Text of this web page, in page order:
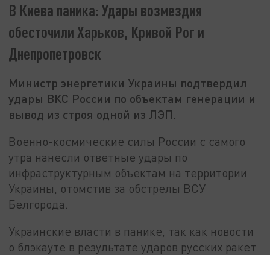
В Киева паника: Удары возмездия
обесточили Харьков, Кривой Рог и
Днепропетровск
Министр энергетики Украины подтвердил
удары ВКС России по объектам генерации и
вывод из строя одной из ЛЭП.
Военно-космические силы России с самого
утра нанесли ответные удары по
инфраструктурным объектам на территории
Украины, отомстив за обстрелы ВСУ
Белгорода.
Украинские власти в панике, так как новости
о блэкауте в результате ударов русских ракет